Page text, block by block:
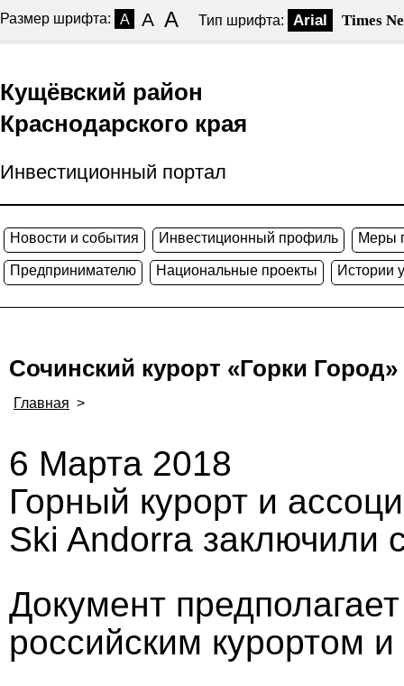
Размер шрифта: A A A Тип шрифта: Arial Times
Кущёвский район
Краснодарского края
Инвестиционный портал
Новости и события Инвестиционный профиль Меры
Предпринимателю Национальные проекты Истории
Сочинский курорт «Горки
Главная >
6 Марта 2018
Горный курорт и
Ski Andorra заключили
Документ
российским курортом